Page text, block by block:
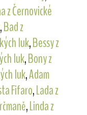
z Černovické
,Bad z
luk,Bessy z
luk,Bony z
luk,Adam
Fifaro,Lada z
,Linda z